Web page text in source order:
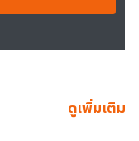
ดูเพิ่มเติม